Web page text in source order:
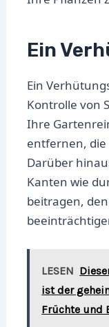
Ein
Ein
Kontrolle von
Ihre
entfernen, die
Darüber
Kanten wie
beitragen,
LESEN
ist der
Früchte und